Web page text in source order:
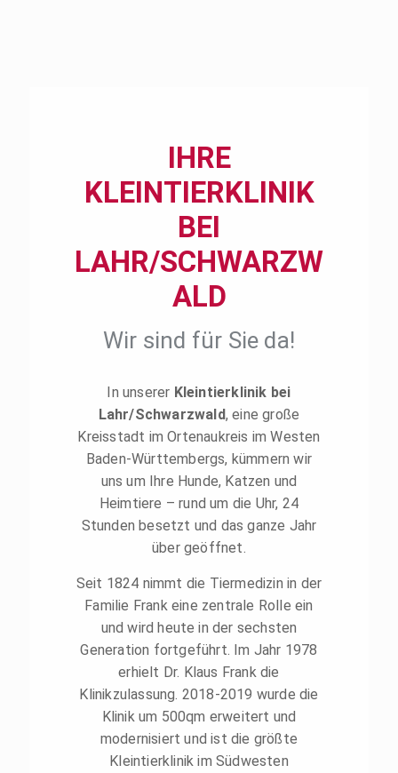
IHRE
KLEINTIERKLINIK
BEI
LAHR/SCHWARZW
ALD
Wir sind für Sie da!
In unserer Kleintierklinik bei
Lahr/Schwarzwald, eine große
Kreisstadt im Ortenaukreis im Westen
Baden-Württembergs, kümmern wir
uns um Ihre Hunde, Katzen und
Heimtiere – rund um die Uhr, 24
Stunden besetzt und das ganze Jahr
über geöffnet.
Seit 1824 nimmt die Tiermedizin in der
Familie Frank eine zentrale Rolle ein
und wird heute in der sechsten
Generation fortgeführt. Im Jahr 1978
erhielt Dr. Klaus Frank die
Klinikzulassung. 2018-2019 wurde die
Klinik um 500qm erweitert und
modernisiert und ist die größte
Kleintierklinik im Südwesten